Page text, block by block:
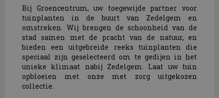
Bij Groencentrum, uw toegewijde partner voor
tuinplanten in de buurt van Zedelgem en
omstreken. Wij brengen de schoonheid van de
stad samen met de pracht van de natuur, en
bieden een uitgebreide reeks tuinplanten die
speciaal zijn geselecteerd om te gedijen in het
unieke klimaat nabij Zedelgem. Laat uw tuin
opbloeien met onze met zorg uitgekozen
collectie.